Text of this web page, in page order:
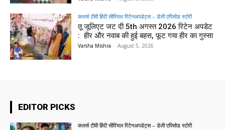
कलर्स टीवी हिंदी सीरियल रिटेनअपडेट्स – डेली एपिसोड स्टोरी
तू जूलिएट जट दी 5th अगस्त 2026 रिटेन अपडेट
: हीर और नवाब की हुई बहस, फूट गया हीर का गुस्सा
Varsha Mishra - August 5, 2026
EDITOR PICKS
कलर्स टीवी हिंदी सीरियल रिटेनअपडेट्स – डेली एपिसोड स्टोरी